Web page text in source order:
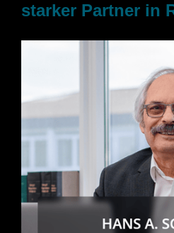
starker Partner in